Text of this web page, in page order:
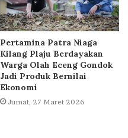
Pertamina Patra Niaga
Kilang Plaju Berdayakan
Warga Olah Eceng Gondok
Jadi Produk Bernilai
Ekonomi
Jumat, 27 Maret 2026